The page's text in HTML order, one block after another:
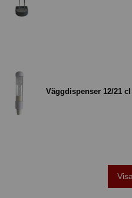
Väggdispenser 12/21